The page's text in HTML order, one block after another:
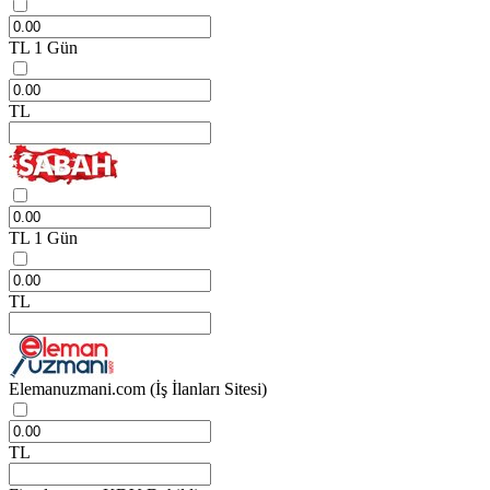
TL 1 Gün
TL
TL 1 Gün
TL
Elemanuzmani.com (İş İlanları Sitesi)
TL